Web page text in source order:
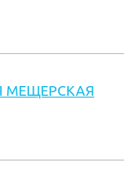
МЕЩЕРСКАЯ